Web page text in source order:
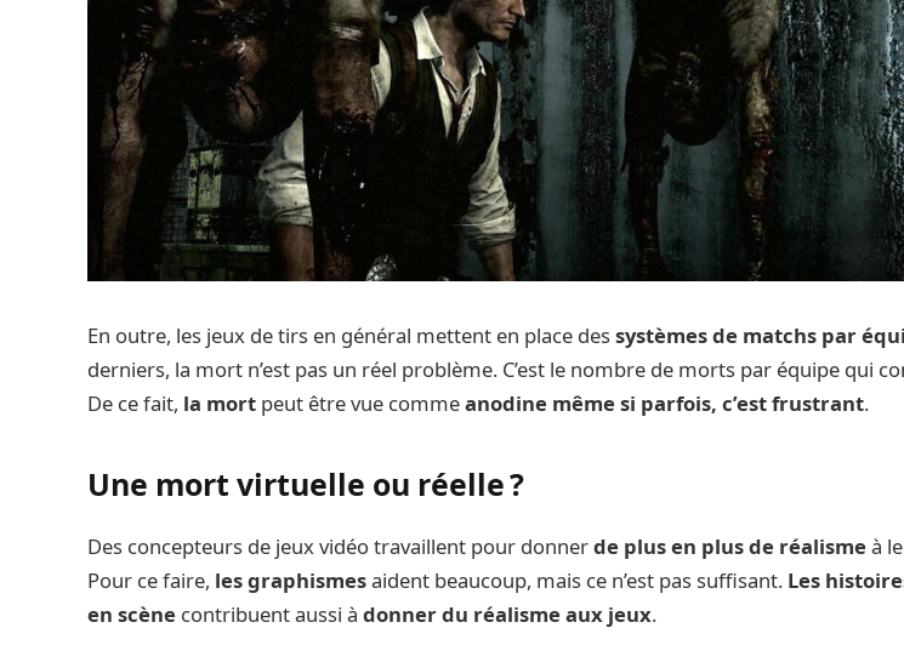
En outre, les jeux de tirs en général mettent en place dessystèmes de matchs par
derniers, la mort n’est pas un réel problème. C’est le nombre de morts par équipe qui
De ce fait, la mort peut être vue commeanodine même si parfois, c’est frustrant.
Une mort virtuelle ou réelle ?
Des concepteurs de jeux vidéo travaillent pour donnerde plus en plus de réalisme à
Pour ce faire, les graphismesaident beaucoup, mais ce n’est pas suffisant. Les
en scène contribuent aussi à donner du réalisme aux jeux.